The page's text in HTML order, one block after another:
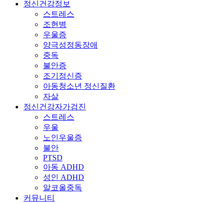
정신건강정보
스트레스
조현병
우울증
양극성정동장애
중독
불안증
조기정신증
아동청소년 정신질환
자살
정신건강자가검진
스트레스
우울
노인우울증
불안
PTSD
아동 ADHD
성인 ADHD
알코올중독
커뮤니티